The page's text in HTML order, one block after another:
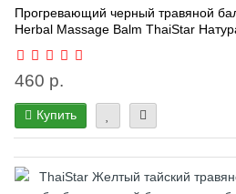
Прогревающий черный травяной
Herbal Massage Balm ThaiStar
460 р.
Купить